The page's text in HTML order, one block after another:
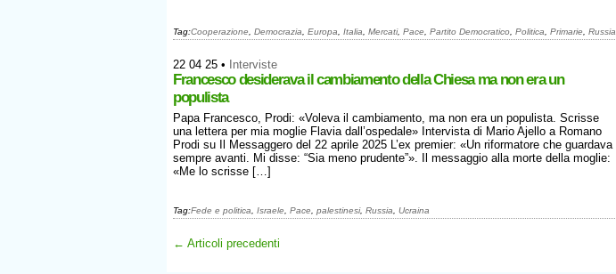
Tag:Cooperazione Democrazia Europa Italia Mercati, Pace Partito Democratico Politica Primarie Russia
22 04 25 • Interviste
Francesco desiderava il cambiamento della Chiesa ma non era un
populista
Papa Francesco, Prodi: «Voleva il cambiamento, ma non era un populista. Scrisse
una lettera per mia moglie Flavia dall’ospedale» Intervista di Mario Ajello a Romano
Prodi su Il Messaggero del 22 aprile 2025 L’ex premier: «Un riformatore che guardava
sempre avanti. Mi disse: “Sia meno prudente”». Il messaggio alla morte della moglie:
«Me lo scrisse […]
Tag:Fede e politica Israele Pace palestinesi, Russia Ucraina
← Articoli precedenti